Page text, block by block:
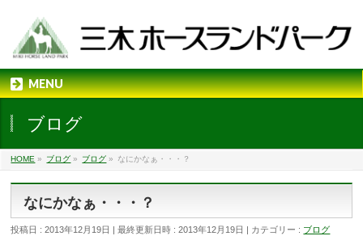
MENU
ブログ
HOME » ブログ » ブログ » なにかなぁ・・・？
なにかなぁ・・・？
投稿日 : 2013年12月19日 最終更新日時 : 2013年12月19日 カテゴリー : ブログ